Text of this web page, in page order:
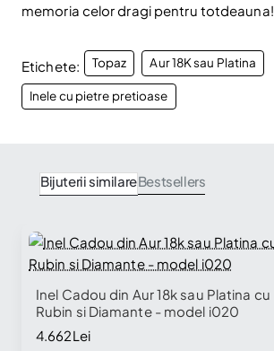
memoria celor dragi pentru totdeauna!
Etichete: Topaz Aur 18K sau Platina
Inele cu pietre pretioase
Bijuterii similareBestsellers
Inel Cadou din Aur 18k sau Platina cu
Rubin si Diamante - model i020
4.662Lei